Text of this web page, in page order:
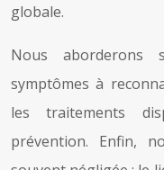
globale.
Nous aborderons
symptômes à
les traitements
prévention. Enfin,